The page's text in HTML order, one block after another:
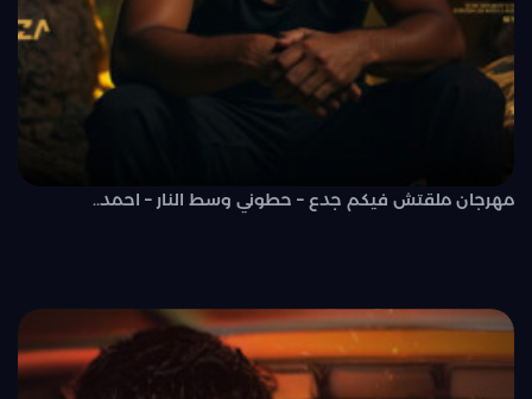
مهرجان ملقتش فيكم جدع – حطوني وسط النار – احمد..